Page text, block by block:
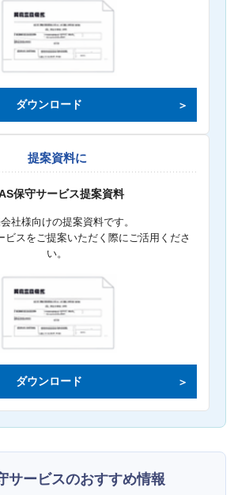
ダウンロード
提案資料に
保守サービス提案資料
社様向けの提案資料です。
ビスをご提案いただく際にご活用くださ
い。
ダウンロード
サービスのおすすめ情報